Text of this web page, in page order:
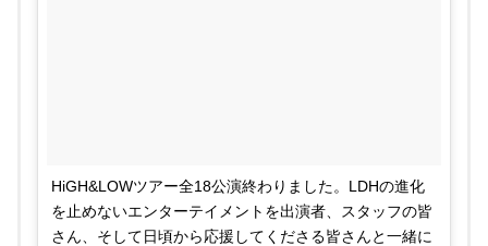
https://t.co/OnmYwkIcAq
2016年8月27日
WILD TRIBE
HiGH&LOWツアー全18公演終わりました。LDHの進化
を止めないエンターテイメントを出演者、スタッフの皆
さん、そして日頃から応援してくださる皆さんと一緒に